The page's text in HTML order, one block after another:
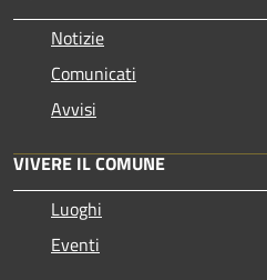
Notizie
Comunicati
Avvisi
VIVERE IL COMUNE
Luoghi
Eventi